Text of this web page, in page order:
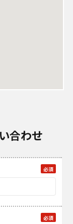
合わせ
必須
必須